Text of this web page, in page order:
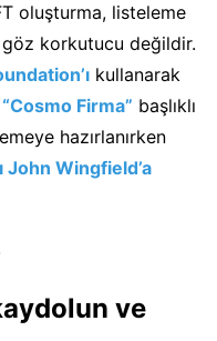
oluşturma, listeleme
korkutucu değildir.
kullanarak
“Cosmo Firma” başlıklı
hazırlanırken
John Wingfield’a
ve